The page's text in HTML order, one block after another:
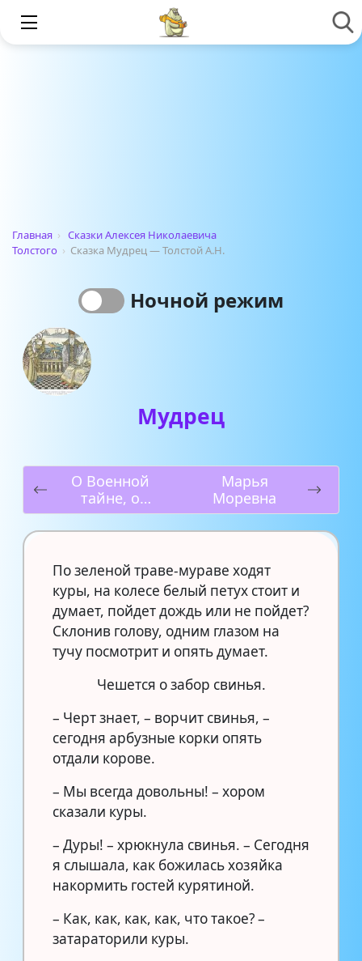
Главная › Сказки Алексея Николаевича
Толстого › Сказка Мудрец — Толстой А.Н.
Ночной режим
Мудрец
О Военной
тайне, о
Мальчише-
Кибальчише и
слове
Марья
Моревна
По зеленой траве-мураве ходят
куры, на колесе белый петух стоит и
думает, пойдет дождь или не пойдет?
Склонив голову, одним глазом на
тучу посмотрит и опять думает.
Чешется о забор свинья.
– Черт знает, – ворчит свинья, –
сегодня арбузные корки опять
отдали корове.
– Мы всегда довольны! – хором
сказали куры.
– Дуры! – хрюкнула свинья. – Сегодня
я слышала, как божилась хозяйка
накормить гостей курятиной.
– Как, как, как, как, что такое? –
затараторили куры.